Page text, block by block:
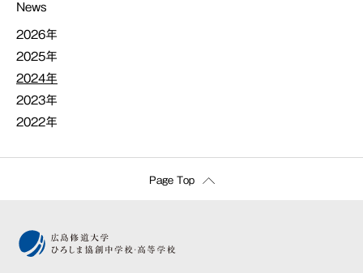
News
2026年
2025年
2024年
2023年
2022年
Page Top